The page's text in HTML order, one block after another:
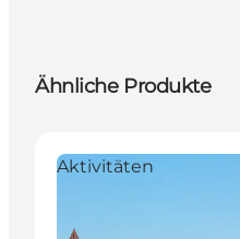
Ähnliche Produkte
Aktivitäten